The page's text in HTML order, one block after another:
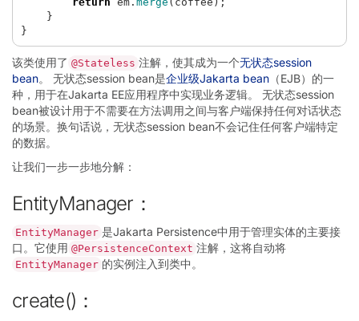
}
}
该类使用了 @Stateless 注解，使其成为一个无状态session
bean。 无状态session bean是企业级Jakarta bean （EJB）的一
种，用于在Jakarta EE应用程序中实现业务逻辑。 无状态session
bean被设计用于不需要在方法调用之间与客户端保持任何对话状态
的场景。换句话说，无状态session bean不会记住任何客户端特定
的数据。
让我们一步一步地分解：
EntityManager：
EntityManager 是Jakarta Persistence中用于管理实体的主要接
口。它使用 @PersistenceContext 注解，这将自动将
EntityManager 的实例注入到类中。
create()：